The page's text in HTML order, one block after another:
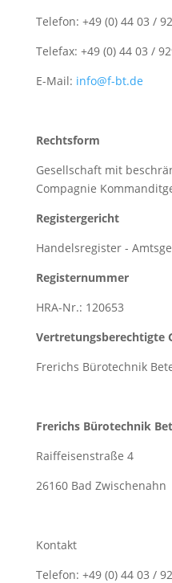
Telefon: +49 (0) 44 03 /
Telefax: +49 (0) 44 03 /
E-Mail: info@f-bt.de
Rechtsform
Gesellschaft mit
Compagnie
Registergericht
Handelsregister -
Registernummer
HRA-Nr.: 120653
Vertretungsberechtigte
Frerichs Bürotechnik
Frerichs Bürotechnik
Raiffeisenstraße 4
26160 Bad Zwischenahn
Kontakt
Telefon: +49 (0) 44 03 /